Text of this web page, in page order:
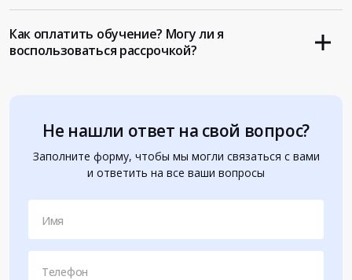
Не нашли ответ на свой вопрос?
Заполните форму, чтобы мы могли связаться с вами
и ответить на все ваши вопросы
Имя
Телефон
Как оплатить обучение? Могу ли я
воспользоваться рассрочкой?